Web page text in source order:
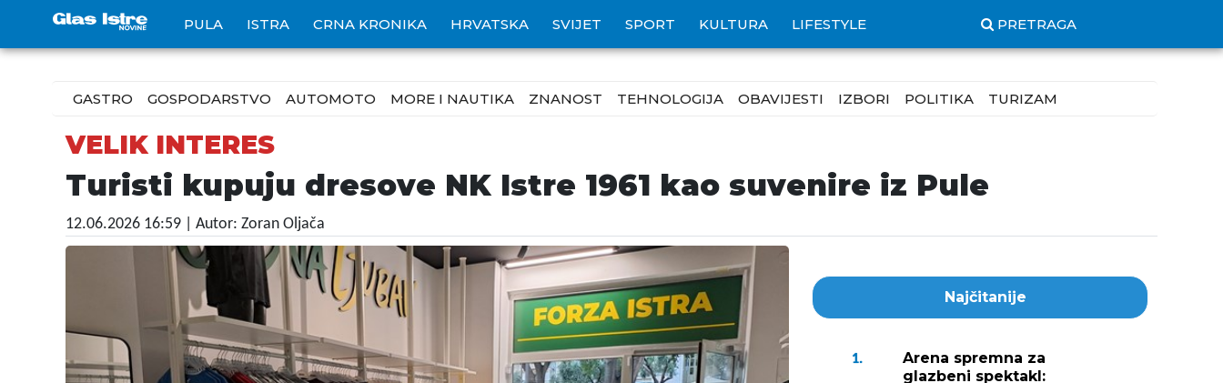
PULA ISTRA CRNA KRONIKA HRVATSKA SVIJET SPORT KULTURA LIFESTYLE PRETRAGA
GASTRO GOSPODARSTVO AUTOMOTO MORE I NAUTIKA ZNANOST TEHNOLOGIJA OBAVIJESTI IZBORI POLITIKA TURIZAM
VELIK INTERES
Turisti kupuju dresove NK Istre 1961 kao suvenire iz Pule
12.06.2026 16:59 | Autor: Zoran Oljača
Najčitanije
1.
Arena spremna za
glazbeni spektakl: